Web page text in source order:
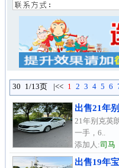
30 1/13页 |<< 1 2 3 4 5 6
出售21年
21年别克英
一手，6..
添加人:司马
出售19年